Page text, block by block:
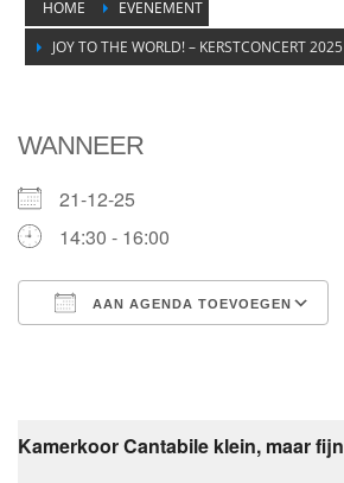
HOME
EVENEMENT
JOY TO THE WORLD! – KERSTCONCERT 2025
WANNEER
21-12-25
14:30 - 16:00
AAN AGENDA TOEVOEGEN
Kamerkoor Cantabile klein, maar fijn